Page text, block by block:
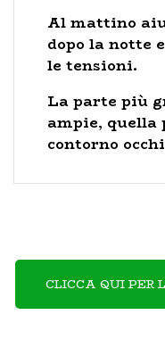
Al mattino
dopo la notte
le tensioni.
La parte più
ampie, quella
contorno
CLICCA QUI PER